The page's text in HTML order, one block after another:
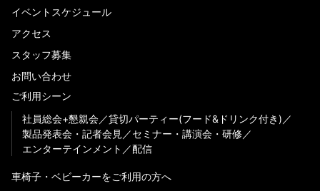
イベントスケジュール
アクセス
スタッフ募集
お問い合わせ
ご利用シーン
社員総会+懇親会
貸切パーティー(フード&ドリンク付き)
製品発表会・記者会見
セミナー・講演会・研修
エンターテインメント
配信
車椅子・ベビーカーをご利用の方へ